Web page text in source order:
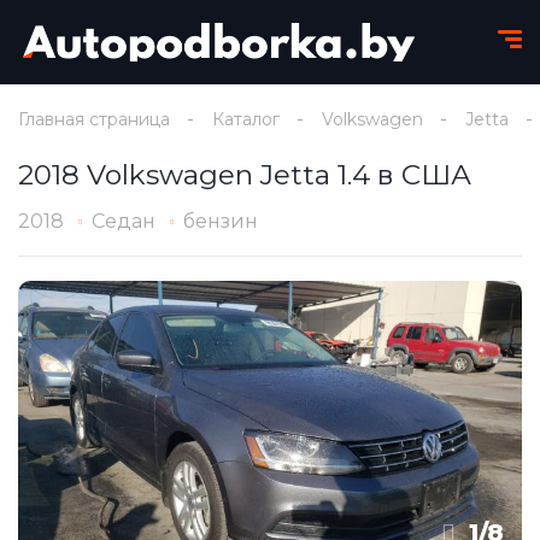
Главная страница Каталог Volkswagen Jetta
2018 Volkswagen Jetta 1.4 в США
2018 Седан бензин
1/8